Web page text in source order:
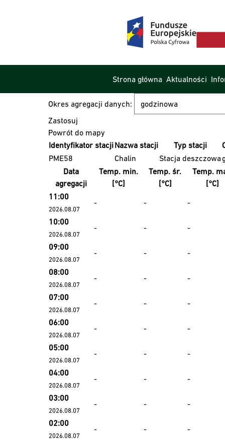
Strona główna Aktualności
Okres agregacji danych:
Powrót do mapy
Identyfikator stacjiNazwa stacji Typ stacji
PME58
Chalin Stacja deszczowa
Data
agregacji
Temp. min.
[°C]
Temp. śr.
[°C]
Temp.
[°C]
11:00
2026.08.07
- - -
10:00
2026.08.07
- - -
09:00
2026.08.07
- - -
08:00
2026.08.07
- - -
07:00
2026.08.07
- - -
06:00
2026.08.07
- - -
05:00
2026.08.07
- - -
04:00
2026.08.07
- - -
03:00
2026.08.07
- - -
02:00
2026.08.07
- - -